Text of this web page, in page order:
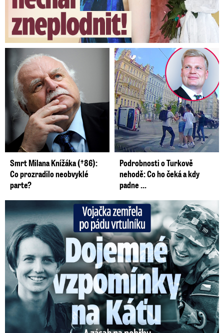
Smrt Milana Knížáka (†86):
Co prozradilo neobvyklé
parte?
Podrobnosti o Turkově
nehodě: Co ho čeká a kdy
padne ...
Vojačka zemřela po pádu vrtulníku: Dojemné vzpomínky na ...